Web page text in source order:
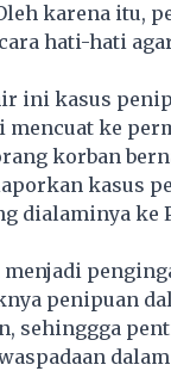
karena itu,
hati-hati
ini kasus
mencuat ke
korban
kasus
dialaminya ke
penipuan
sehinggga